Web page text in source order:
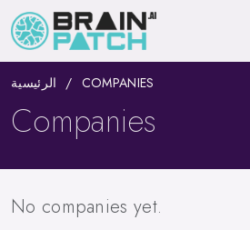
الرئيسية COMPANIES
Companies
No companies yet.